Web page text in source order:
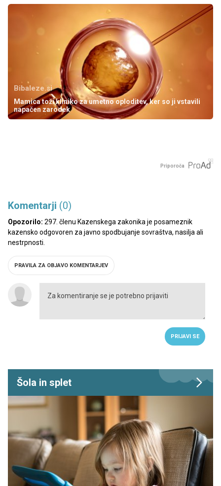
Bibaleze.si
Mamica toži kliniko za umetno oploditev, ker so ji vstavili
napačen zarodek
Priporoča
Komentarji (0)
Opozorilo: 297. členu Kazenskega zakonika je posameznik
kazensko odgovoren za javno spodbujanje sovraštva, nasilja ali
nestrpnosti.
PRAVILA ZA OBJAVO KOMENTARJEV
PRIJAVI SE
Šola in splet